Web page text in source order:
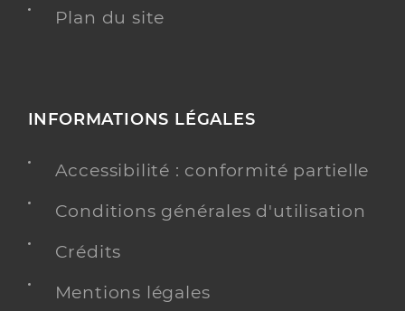
Plan du site
INFORMATIONS LÉGALES
Accessibilité : conformité partielle
Conditions générales d'utilisation
Crédits
Mentions légales